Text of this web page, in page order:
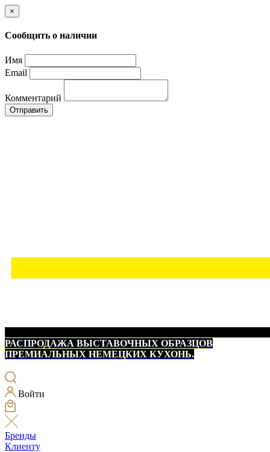
×
Сообщить о наличии
Имя
Email
Комментарий
Отправить
РАСПРОДАЖА ВЫСТАВОЧНЫХ ОБРАЗЦОВ
ПРЕМИАЛЬНЫХ НЕМЕЦКИХ КУХОНЬ.
Войти
Бренды
Клиенту